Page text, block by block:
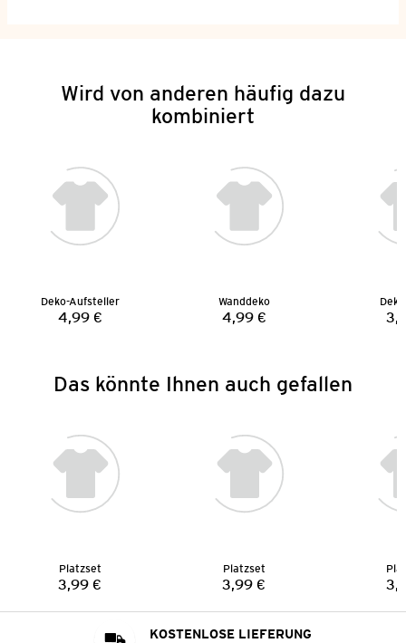
Wird von anderen häufig dazu
kombiniert
Deko-Aufsteller
Preis:
4,99 €
Wanddeko
Preis:
4,99 €
Das könnte Ihnen auch gefallen
Platzset
Preis:
3,99 €
Platzset
Preis:
3,99 €
KOSTENLOSE LIEFERUNG